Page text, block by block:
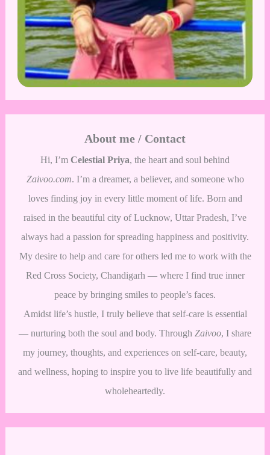
About me / Contact
Hi, I’m Celestial Priya, the heart and soul behind
Zaivoo.com. I’m a dreamer, a believer, and someone who
loves finding joy in every little moment of life. Born and
raised in the beautiful city of Lucknow, Uttar Pradesh, I’ve
always had a passion for spreading happiness and positivity.
My desire to help and care for others led me to work with the
Red Cross Society, Chandigarh — where I find true inner
peace by bringing smiles to people’s faces.
Amidst life’s hustle, I truly believe that self-care is essential
— nurturing both the soul and body. Through Zaivoo, I share
my journey, thoughts, and experiences on self-care, beauty,
and wellness, hoping to inspire you to live life beautifully and
wholeheartedly.